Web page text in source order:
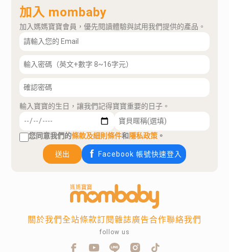
加入 mombaby
加入媽媽寶寶會員，優先閱讀體驗與試用我們提供的產品。
輸入寶寶的生日，讓我們記得寶寶重要的日子。
您同意我們的條款及細則條件和隱私政策 。
送出 Facebook 帳號快速登入
關於我們全站條款訂閱雜誌廣告合作聯絡我們
follow us